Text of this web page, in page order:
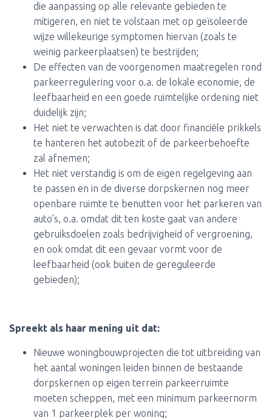
die aanpassing op alle relevante gebieden te
mitigeren, en niet te volstaan met op geïsoleerde
wijze willekeurige symptomen hiervan (zoals te
weinig parkeerplaatsen) te bestrijden;
De effecten van de voorgenomen maatregelen rond
parkeerregulering voor o.a. de lokale economie, de
leefbaarheid en een goede ruimtelijke ordening niet
duidelijk zijn;
Het niet te verwachten is dat door financiële prikkels
te hanteren het autobezit of de parkeerbehoefte
zal afnemen;
Het niet verstandig is om de eigen regelgeving aan
te passen en in de diverse dorpskernen nog meer
openbare ruimte te benutten voor het parkeren van
auto’s, o.a. omdat dit ten koste gaat van andere
gebruiksdoelen zoals bedrijvigheid of vergroening,
en ook omdat dit een gevaar vormt voor de
leefbaarheid (ook buiten de gereguleerde
gebieden);
Spreekt als haar mening uit dat:
Nieuwe woningbouwprojecten die tot uitbreiding van
het aantal woningen leiden binnen de bestaande
dorpskernen op eigen terrein parkeerruimte
moeten scheppen, met een minimum parkeernorm
van 1 parkeerplek per woning;